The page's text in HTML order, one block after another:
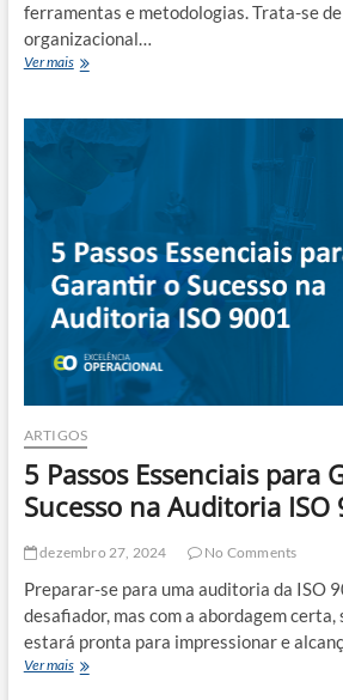
ferramentas e metodologias. Trata-se
organizacional…
Ver maisCaminho
Operacional:
onde
começar?
ARTIGOS
5 Passos Essenciais para
Sucesso na Auditoria ISO
dezembro 27, 2024 No Comments
Preparar-se para uma auditoria da ISO
desafiador, mas com a abordagem certa,
estará pronta para impressionar e
Ver mais5